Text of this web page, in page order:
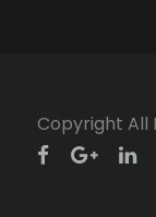
Copyright All